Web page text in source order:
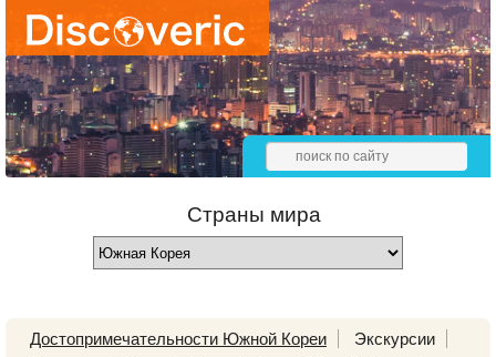
Страны мира
Достопримечательности Южной Кореи
Экскурсии